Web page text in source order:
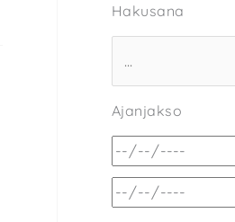
Hakusana
Ajanjakso